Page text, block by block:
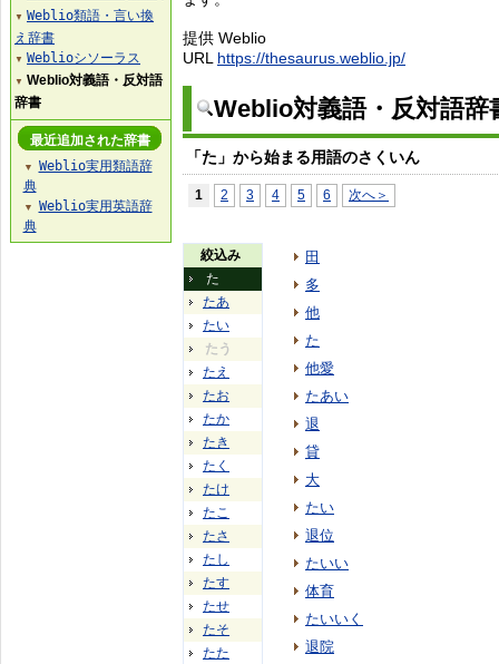
提供 Weblio
URL https://thesaurus.weblio.jp/
Weblio対義語・反対語
「た」から始まる用語のさくいん
1 2 3 4 5 6 次へ＞
絞込み
た
たあ
たい
たう
たえ
たお
たか
たき
たく
たけ
たこ
たさ
たし
たす
たせ
たそ
たた
田
多
他
た
他愛
たあい
退
貸
大
たい
退位
たいい
体育
たいいく
退院
▼ Weblio類語・言い換
え辞書
▼ Weblioシソーラス
▼ Weblio対義語・反対語
辞書
最近追加された辞書
▼
Weblio実用類語辞
典
▼
Weblio実用英語辞
典